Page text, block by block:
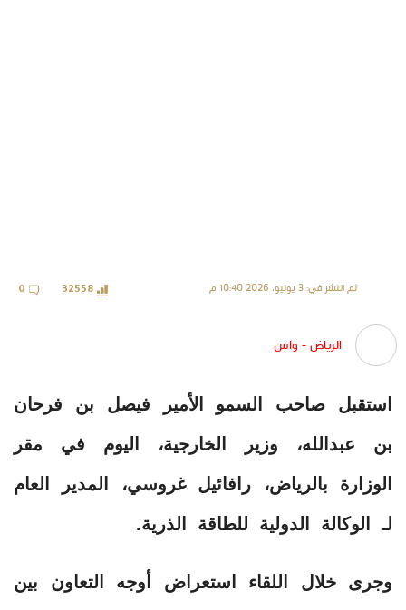
تم النشر في: 3 يونيو، 2026 10:40 م 32558
0
الرياض - واس
استقبل صاحب السمو الأمير فيصل بن فرحان
بن عبدالله، وزير الخارجية، اليوم في مقر
الوزارة بالرياض، رافائيل غروسي، المدير العام
لـ الوكالة الدولية للطاقة الذرية.
وجرى خلال اللقاء استعراض أوجه التعاون بين